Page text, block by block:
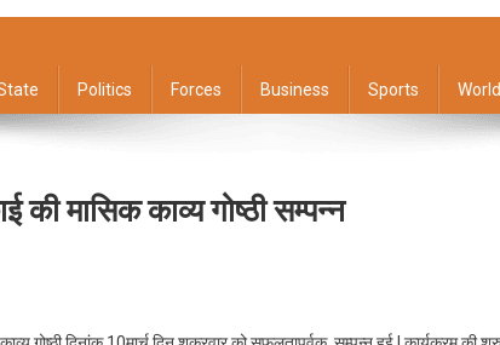
Politics Forces Business Sports World
की मासिक काव्य गोष्ठी सम्पन्न